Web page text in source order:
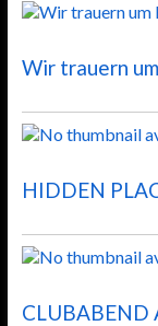
Wir trauern
HIDDEN
CLUBABEND